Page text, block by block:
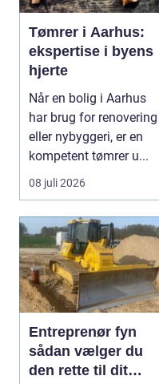
Tømrer i Aarhus:
ekspertise i byens
hjerte
Når en bolig i Aarhus
har brug for renovering
eller nybyggeri, er en
kompetent tømrer u...
08 juli 2026
Entreprenør fyn
sådan vælger du
den rette til dit